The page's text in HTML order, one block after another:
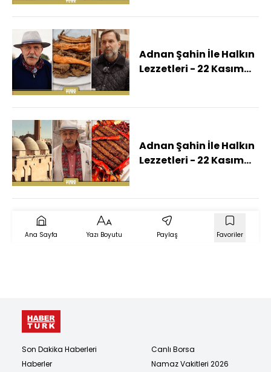
Estiği Eskişehir'de)
Adnan Şahin İle Halkın
Lezzetleri - 22 Kasım
Adnan Şahin İle Halkın
Lezzetleri - 22 Kasım
Büyülen Şanlıurfa'da)
Ana Sayfa Yazı Boyutu Paylaş Favoriler
Son Dakika Haberleri
Haberler
Canlı Borsa
Namaz Vakitleri 2026